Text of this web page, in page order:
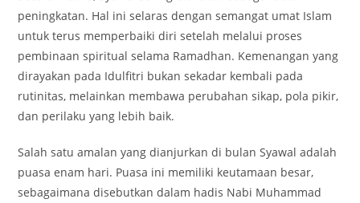
peningkatan. Hal ini selaras dengan semangat umat Islam
untuk terus memperbaiki diri setelah melalui proses
pembinaan spiritual selama Ramadhan. Kemenangan yang
dirayakan pada Idulfitri bukan sekadar kembali pada
rutinitas, melainkan membawa perubahan sikap, pola pikir,
dan perilaku yang lebih baik.
Salah satu amalan yang dianjurkan di bulan Syawal adalah
puasa enam hari. Puasa ini memiliki keutamaan besar,
sebagaimana disebutkan dalam hadis Nabi Muhammad